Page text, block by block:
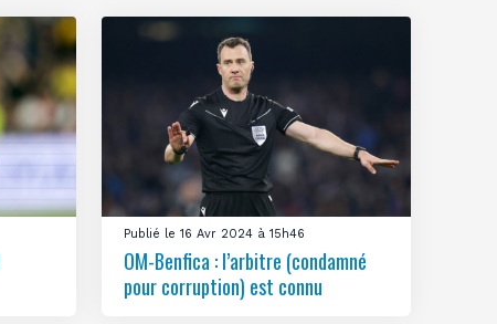
Publié le 16 Avr 2024 à 15h46
OM-Benfica : l’arbitre (condamné
pour corruption) est connu